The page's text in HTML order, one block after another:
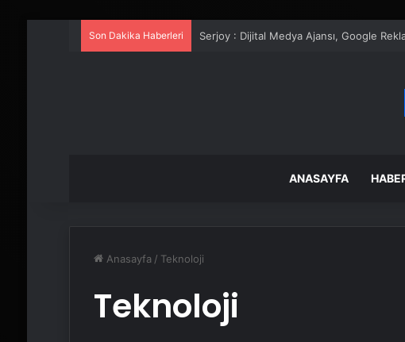
Son Dakika Haberleri UETDS Nedir ? Uetds.com İle Akıllı Dijital
ANASAYFA
Anasayfa / Teknoloji
Teknoloji